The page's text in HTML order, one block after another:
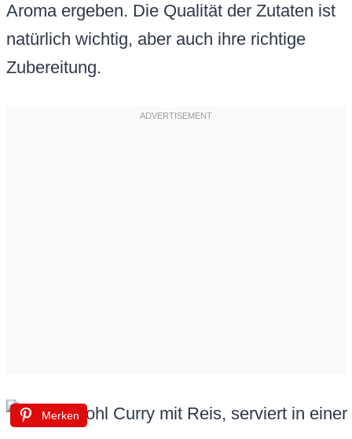
Aroma ergeben. Die Qualität der Zutaten ist
natürlich wichtig, aber auch ihre richtige
Zubereitung.
Merken